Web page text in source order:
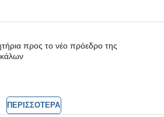
προς το νέο πρόεδρο της
ΠΕΡΙΣΣΟΤΕΡΑ